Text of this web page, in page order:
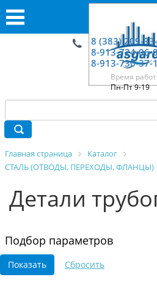
8 (383) 209-
8-913-724-06-
8-913-730-37-
Время
Пн-Пт 9-19
Главная страница
Каталог
СТАЛЬ (ОТВОДЫ, ПЕРЕХОДЫ, ФЛАНЦЫ)
Детали
Подбор параметров